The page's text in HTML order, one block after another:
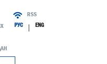
RSS
РУС | ENG